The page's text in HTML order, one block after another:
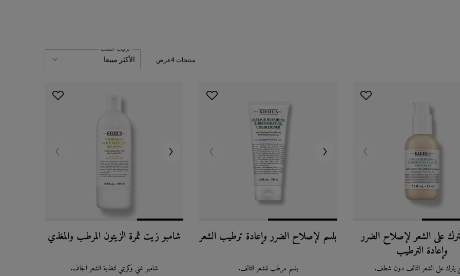
منتجات 4عرض
ترتيب حسب
على الشعر لإصلاح الضرر
وإعادة الترطيب
يُترك على الشعر التالف دون شطف.
بلسم لإصلاح الضرر وإعادة ترطيب الشعر
بلسم مرطّب للشعر التالف.
شامبو زيت ثمرة الزيتون المرطب والمغذي
شامبو غني وكريمي لتغذية الشعر الجاف.